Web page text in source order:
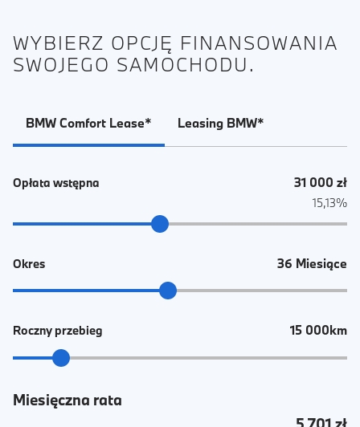
WYBIERZ OPCJĘ FINANSOWANIA
SWOJEGO SAMOCHODU.
BMW Comfort Lease* Leasing BMW*
Opłata wstępna 31 000 zł
15,13%
Okres 36 Miesiące
Roczny przebieg 15 000km
Miesięczna rata